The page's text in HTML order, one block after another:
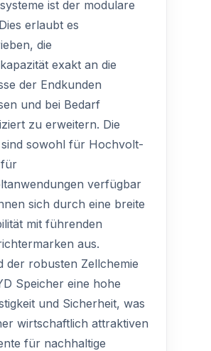
ist der modulare
erlaubt es
die
exakt an die
der Endkunden
und bei Bedarf
zu erweitern. Die
sind sowohl für Hochvolt-
verfügbar
sich durch eine breite
mit führenden
aus.
der robusten Zellchemie
Speicher eine hohe
und Sicherheit, was
wirtschaftlich attraktiven
für nachhaltige